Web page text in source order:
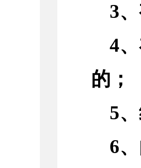
3
4
的；
5
6